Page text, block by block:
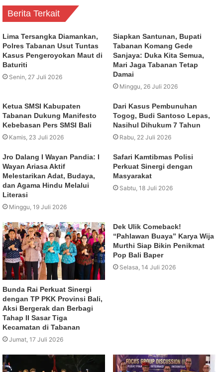
Berita Terkait
Lima Tersangka Diamankan,
Polres Tabanan Usut Tuntas
Kasus Pengeroyokan Maut di
Baturiti
Senin, 27 Juli 2026
Siapkan Santunan, Bupati
Tabanan Komang Gede
Sanjaya: Duka Kita Semua,
Mari Jaga Tabanan Tetap
Damai
Minggu, 26 Juli 2026
Ketua SMSI Kabupaten
Tabanan Dukung Manifesto
Kebebasan Pers SMSI Bali
Kamis, 23 Juli 2026
Dari Kasus Pembunuhan
Togog, Budi Santoso Lepas,
Nasihul Dihukum 7 Tahun
Rabu, 22 Juli 2026
Jro Dalang I Wayan Pandia: I
Wayan Ariasa Aktif
Melestarikan Adat, Budaya,
dan Agama Hindu Melalui
Literasi
Minggu, 19 Juli 2026
Safari Kamtibmas Polisi
Perkuat Sinergi dengan
Masyarakat
Sabtu, 18 Juli 2026
Bunda Rai Perkuat Sinergi
dengan TP PKK Provinsi Bali,
Aksi Bergerak dan Berbagi
Tahap II Sasar Tiga
Kecamatan di Tabanan
Jumat, 17 Juli 2026
Dek Ulik Comeback!
“Pahlawan Buaya” Karya Wija
Murthi Siap Bikin Penikmat
Pop Bali Baper
Selasa, 14 Juli 2026